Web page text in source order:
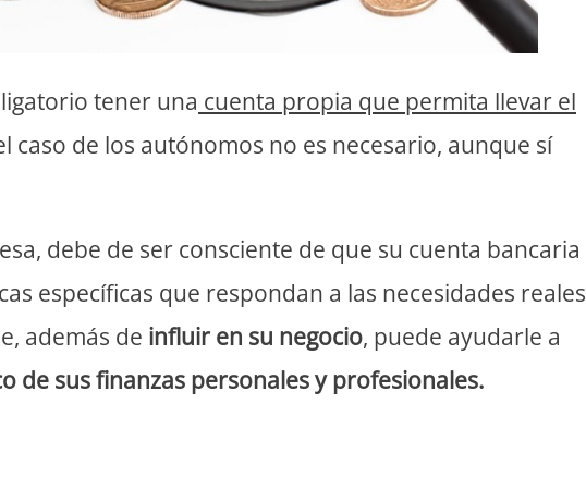
tener una cuenta propia que permita llevar el
caso de los autónomos no es necesario, aunque sí
debe de ser consciente de que su cuenta bancaria
específicas que respondan a las necesidades reales
además de influir en su negocio, puede ayudarle a
de sus finanzas personales y profesionales.